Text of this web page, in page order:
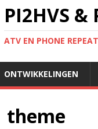
PI2HVS &
ATV EN PHONE
ONTWIKKELINGEN
theme